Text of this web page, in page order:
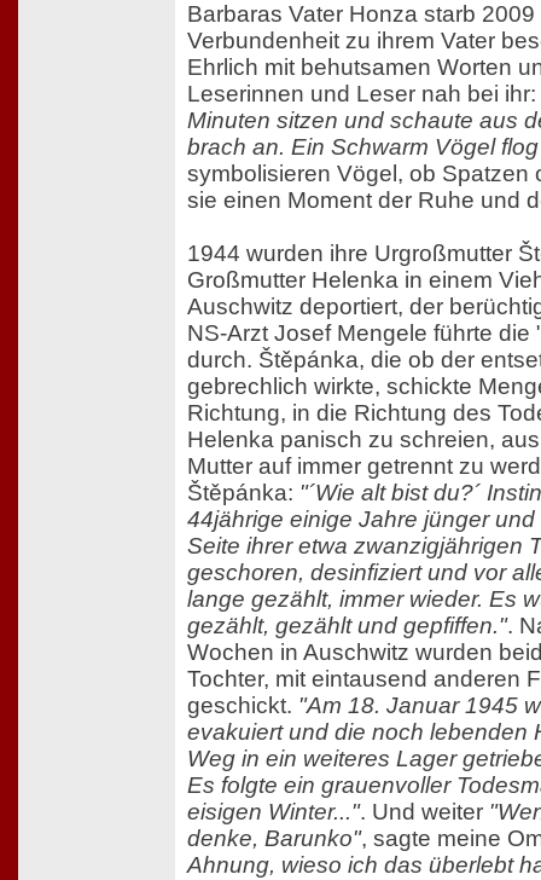
Barbaras Vater Honza starb
Verbundenheit zu ihrem Vater
Ehrlich mit behutsamen Worten
Leserinnen und Leser nah bei ihr:
Minuten sitzen und schaute aus
brach an. Ein Schwarm Vögel
symbolisieren Vögel, ob Spatzen
sie einen Moment der Ruhe und
1944 wurden ihre Urgroßmutter
Großmutter Helenka in einem
Auschwitz deportiert, der
NS-Arzt Josef Mengele führte
durch. Štěpánka, die ob der
gebrechlich wirkte, schickte
Richtung, in die Richtung des
Helenka panisch zu schreien,
Mutter auf immer getrennt zu
Štěpánka: "´Wie alt bist du?´
44jährige einige Jahre jünger
Seite ihrer etwa zwanzigjährigen
geschoren, desinfiziert und vor
lange gezählt, immer wieder. Es
gezählt, gezählt und gepfiffen.".
Wochen in Auschwitz wurden
Tochter, mit eintausend anderen
geschickt. "Am 18. Januar 1945
evakuiert und die noch lebenden
Weg in ein weiteres Lager
Es folgte ein grauenvoller
eisigen Winter...". Und weiter
denke, Barunko", sagte meine
Ahnung, wieso ich das überlebt